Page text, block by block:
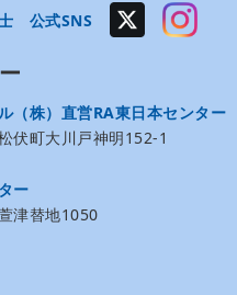
公式SNS
（株）直営RA東日本センター
伏町大川戸神明152-1
ー
津替地1050